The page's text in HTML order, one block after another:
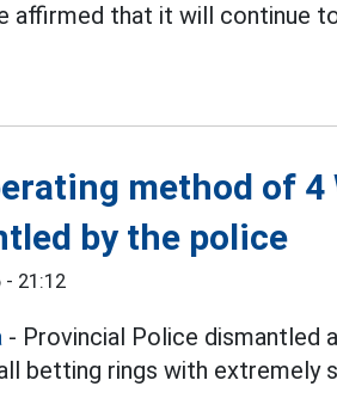
affirmed that it will continue
method of
by the police
21:12
- Provincial Police dismantled
betting rings with extremely